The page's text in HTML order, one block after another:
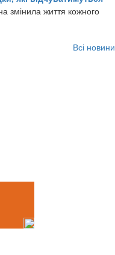
змінила життя кожного
Всі новини